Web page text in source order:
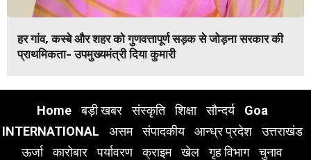
हर गांव, कस्बे और शहर को गुणवत्तापूर्ण सड़क से जोड़ना सरकार की
प्राथमिकता- उपमुख्यमंत्री दिया कुमारी
Home बड़ी खबर संस्कृति शिक्षा सौन्दर्य
Goa
INTERNATIONAL
असम संपादकीय आन्ध्र प्रदेश
उत्तराखंड
ऊर्जा
कारोबार पर्यावरण क्राइम खेल गृह विभाग
चुनाव